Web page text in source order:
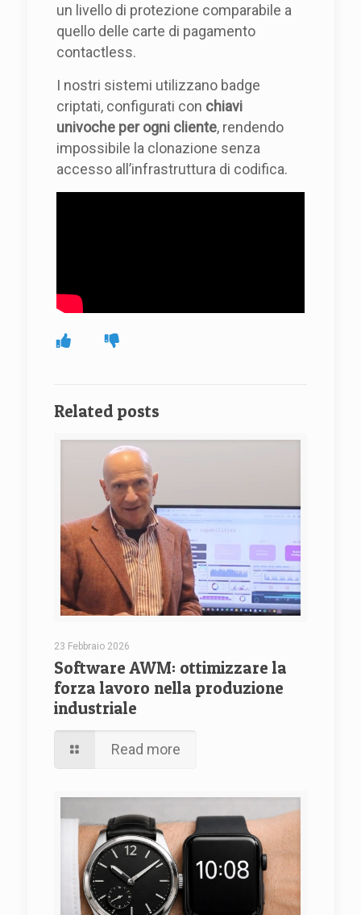
un livello di protezione comparabile a
quello delle carte di pagamento
contactless.
I nostri sistemi utilizzano badge
criptati, configurati con chiavi
univoche per ogni cliente, rendendo
impossibile la clonazione senza
accesso all’infrastruttura di codifica.
Related posts
23 Febbraio 2026
Software AWM: ottimizzare la
forza lavoro nella produzione
industriale
Read more